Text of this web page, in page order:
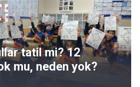
tatil mi? 12
mu, neden yok?